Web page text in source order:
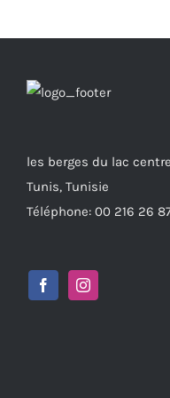
les berges du lac
Tunis, Tunisie
Téléphone: 00 216 26